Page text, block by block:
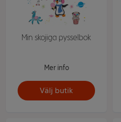
Min skojiga pysselbok
Mer info
Välj butik